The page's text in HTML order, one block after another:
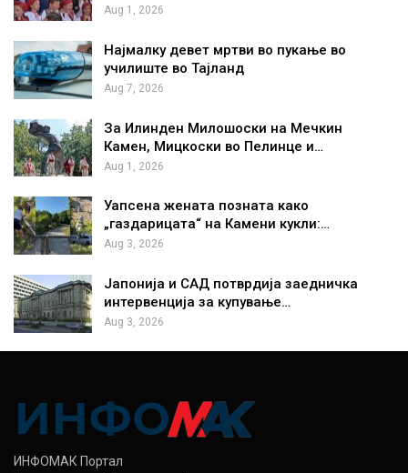
Aug 1, 2026
Најмалку девет мртви во пукање во
училиште во Тајланд
Aug 7, 2026
За Илинден Милошоски на Мечкин
Камен, Мицкоски во Пелинце и…
Aug 1, 2026
Уапсена жената позната како
„газдарицата“ на Камени кукли:…
Aug 3, 2026
Јапонија и САД потврдија заедничка
интервенција за купување…
Aug 3, 2026
ИНФОМАК Портал